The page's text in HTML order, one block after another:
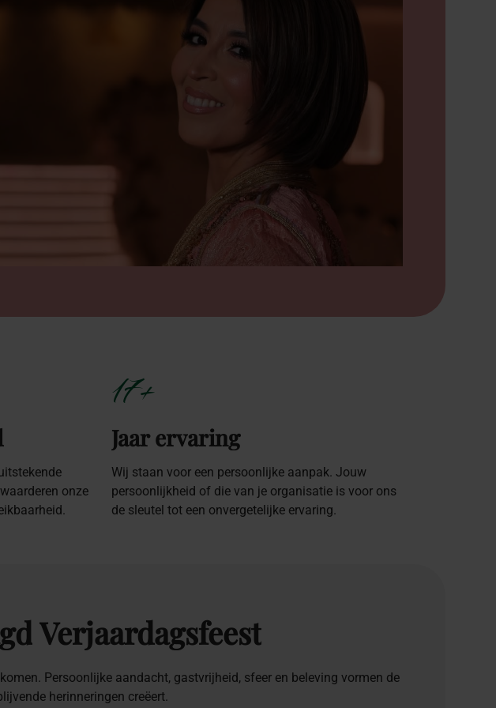
onze
17+
Jaar ervaring
Wij staan voor een persoonlijke aanpak. Jouw
persoonlijkheid of die van je organisatie is voor ons
de sleutel tot een onvergetelijke ervaring.
Verjaardagsfeest
Persoonlijke aandacht, gastvrijheid, sfeer en beleving vormen de
herinneringen creëert.